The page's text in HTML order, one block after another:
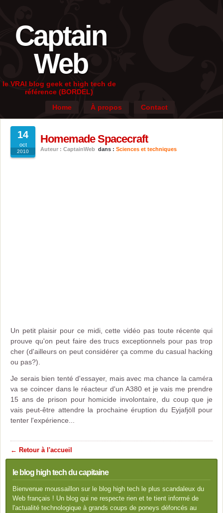
Captain
Web
le VRAI blog geek et high tech de
référence (BORDEL)
Home
À propos Contact
14
oct
2010
Homemade Spacecraft
Auteur : CaptainWeb dans : Sciences et techniques
Un petit plaisir pour ce midi, cette vidéo pas toute récente qui
prouve qu'on peut faire des trucs exceptionnels pour pas trop
cher (d'ailleurs on peut considérer ça comme du casual hacking
ou pas?).
Je serais bien tenté d'essayer, mais avec ma chance la caméra
va se coincer dans le réacteur d'un A380 et je vais me prendre
15 ans de prison pour homicide involontaire, du coup que je
vais peut-être attendre la prochaine éruption du Eyjafjöll pour
tenter l'expérience...
← Retour à l'accueil
le blog high tech du capitaine
Bienvenue moussaillon sur le blog high tech le plus scandaleux du
Web français ! Un blog qui ne respecte rien et te tient informé de
l'actualité technologique à grands coups de poneys défoncés au